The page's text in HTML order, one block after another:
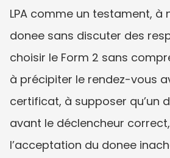
LPA comme un testament, à
donee sans discuter des
choisir le Form 2 sans
à précipiter le rendez-vous
certificat, à supposer qu’un
avant le déclencheur
l’acceptation du donee